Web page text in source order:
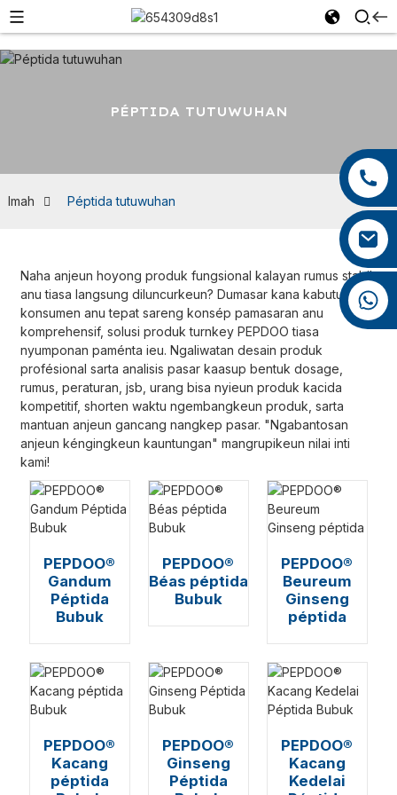
+86 13959222339
+86 18965423693
PÉPTIDA TUTUWUHAN
Imah Péptida tutuwuhan
Naha anjeun hoyong produk fungsional kalayan rumus stabil
anu tiasa langsung diluncurkeun? Dumasar kana kabutuhan
konsumen anu tepat sareng konsép pamasaran anu
komprehensif, solusi produk turnkey PEPDOO tiasa
nyumponan paménta ieu. Ngaliwatan desain produk
profésional sarta analisis pasar kaasup bentuk dosage,
rumus, peraturan, jsb, urang bisa nyieun produk kacida
kompetitif, shorten waktu ngembangkeun produk, sarta
mantuan anjeun gancang nangkep pasar. "Ngabantosan
anjeun kéngingkeun kauntungan" mangrupikeun nilai inti
kami!
PEPDOO®
Gandum
Péptida
Bubuk
PEPDOO®
Béas péptida
Bubuk
PEPDOO®
Beureum
Ginseng
péptida
PEPDOO®
Kacang
péptida
PEPDOO®
Ginseng
Péptida
PEPDOO®
Kacang
Kedelai